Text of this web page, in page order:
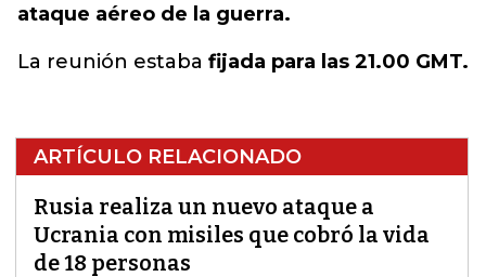
ataque aéreo de la guerra.
La reunión estaba fijada para las 21.00 GMT.
ARTÍCULO RELACIONADO
Rusia realiza un nuevo ataque a
Ucrania con misiles que cobró la vida
de 18 personas